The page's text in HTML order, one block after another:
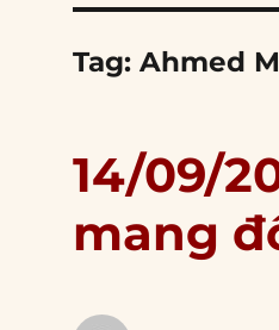
Tag:Ahmed
14/09/
mang